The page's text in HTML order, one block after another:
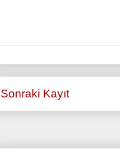
Sonraki Kayıt